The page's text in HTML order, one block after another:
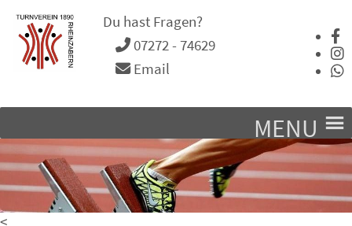
Du hast Fragen?
07272 - 74629
Email
MENU
<